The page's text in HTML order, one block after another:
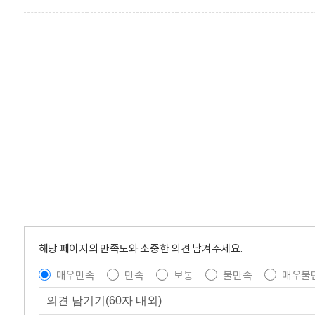
해당 페이지의 만족도와 소중한 의견 남겨주세요.
매우만족
만족 보통 불만족 매우불